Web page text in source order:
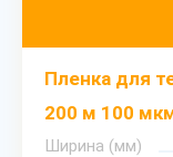
Пленка для
200 м 100
Ширина (мм)